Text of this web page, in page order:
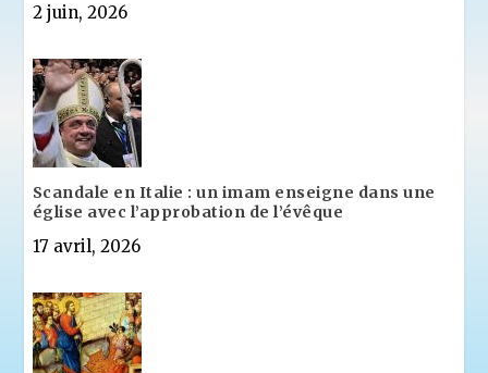
2 juin, 2026
Scandale en Italie : un imam enseigne dans une
église avec l’approbation de l’évêque
17 avril, 2026